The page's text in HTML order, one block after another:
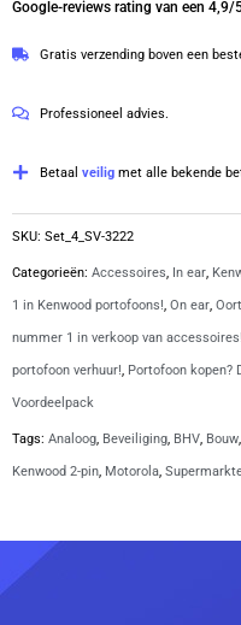
vorm
aansluiting
SV-
3222-
K1-
aantal
Google-reviews rating van een 4,9/
Gratis verzending boven een
Professioneel advies.
Betaal veilig met alle bekende
SKU: Set_4_SV-3222
Categorieën: Accessoires, In ear,
1 in Kenwood portofoons!, On ear,
nummer 1 in verkoop van accessoires!
portofoon verhuur!, Portofoon kopen?
Voordeelpack
Tags: Analoog, Beveiliging, BHV, Bouw,
Kenwood 2-pin, Motorola,